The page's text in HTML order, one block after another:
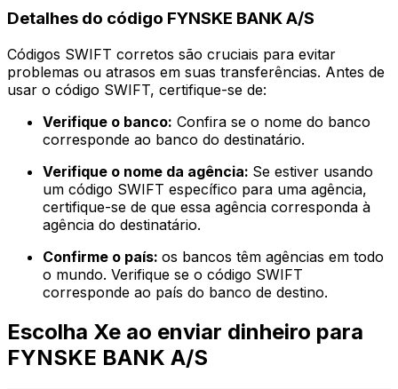
Detalhes do código FYNSKE BANK A/S
Códigos SWIFT corretos são cruciais para evitar
problemas ou atrasos em suas transferências. Antes de
usar o código SWIFT, certifique-se de:
Verifique o banco: Confira se o nome do banco
corresponde ao banco do destinatário.
Verifique o nome da agência: Se estiver usando
um código SWIFT específico para uma agência,
certifique-se de que essa agência corresponda à
agência do destinatário.
Confirme o país: os bancos têm agências em todo
o mundo. Verifique se o código SWIFT
corresponde ao país do banco de destino.
Escolha Xe ao enviar dinheiro para
FYNSKE BANK A/S